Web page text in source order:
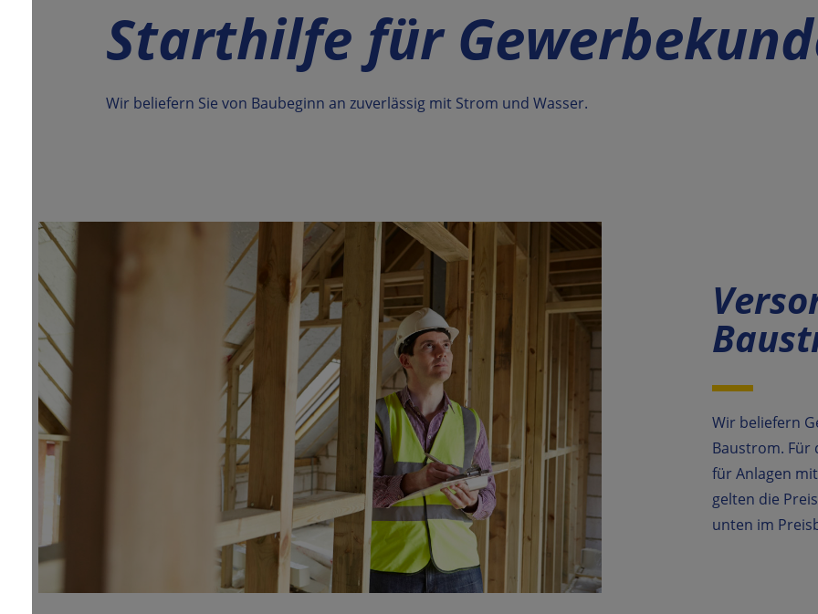
Starthilfe für
Wir beliefern Sie von Baubeginn an zuverlässig mit Strom und Wasser.
Wir beliefern
Baustrom. Für
für Anlagen
gelten die
unten im